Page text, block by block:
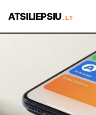
ATSILIEPSIU.LT